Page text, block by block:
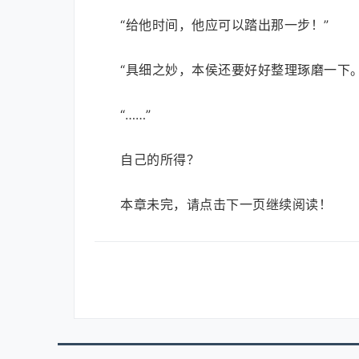
“给他时间，他应可以踏出那一步！”
“具细之妙，本侯还要好好整理琢磨一下
“……”
自己的所得？
本章未完，请点击下一页继续阅读！